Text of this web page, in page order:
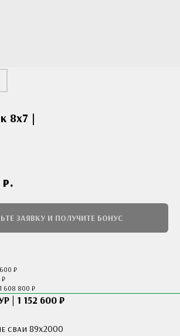
8x7 |
р.
ЗАЯВКУ И ПОЛУЧИТЕ БОНУС
₽
₽
608 800 ₽
| 1 152 600 ₽
сваи 89х2000